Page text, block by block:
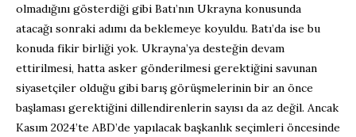
olmadığını gösterdiği gibi Batı’nın Ukrayna konusunda
atacağı sonraki adımı da beklemeye koyuldu. Batı’da ise bu
konuda fikir birliği yok. Ukrayna’ya desteğin devam
ettirilmesi, hatta asker gönderilmesi gerektiğini savunan
siyasetçiler olduğu gibi barış görüşmelerinin bir an önce
başlaması gerektiğini dillendirenlerin sayısı da az değil. Ancak
Kasım 2024’te ABD’de yapılacak başkanlık seçimleri öncesinde